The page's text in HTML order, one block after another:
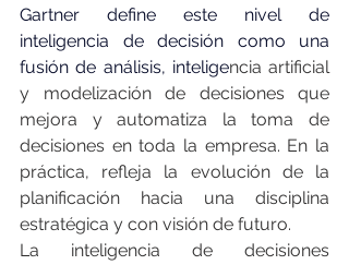
Gartner define este nivel de
inteligencia de decisión como una
fusión de análisis, inteligencia artificial
y modelización de decisiones que
mejora y automatiza la toma de
decisiones en toda la empresa. En la
práctica, refleja la evolución de la
planificación hacia una disciplina
estratégica y con visión de futuro.
La inteligencia de decisiones